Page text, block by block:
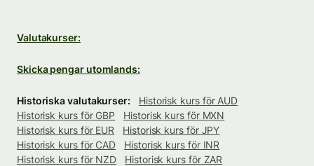
Valutakurser:
Skicka pengar utomlands:
Historiska valutakurser:
Historisk kurs för AUD
Historisk kurs för GBP
Historisk kurs för MXN
Historisk kurs för EUR
Historisk kurs för JPY
Historisk kurs för CAD
Historisk kurs för INR
Historisk kurs för NZD
Historisk kurs för ZAR